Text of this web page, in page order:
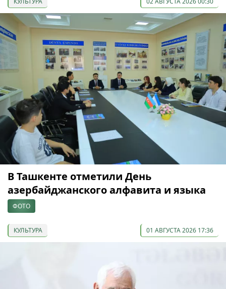
В Ташкенте отметили День
азербайджанского алфавита и языка
ФОТО
КУЛЬТУРА 01 АВГУСТА 2026 17:36